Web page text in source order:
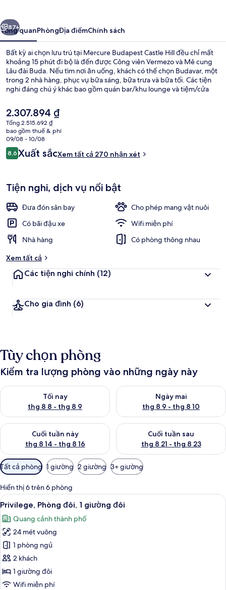
Tiếp
87+
Tổng quanPhòngĐịa điểmChính sách
Bất kỳ ai chọn lưu trú tại Mercure Budapest Castle Hill đều chỉ mất
khoảng 15 phút đi bộ là đến được Công viên Vermezo và Mê cung
Lâu đài Buda. Nếu tìm nơi ăn uống, khách có thể chọn Budavar, một
trong 2 nhà hàng, phục vụ bữa sáng, bữa trưa và bữa tối. Các tiện
nghi đáng chú ý khác bao gồm quán bar/khu lounge và tiệm/cửa
quãng đi bộ ngắn: cách Trạm xe điện Mikó utca vài bước chân và
Trạm xe điện Déli pályaudvar 4 phút.
Giá
hiện
tại
là
2.307.894 ₫
2.307.894 ₫
Tổng 2.515.692 ₫
bao gồm thuế & phí
09/08 - 10/08
Nhận
xét
8,68,6 trên 10,
Xuất sắcXem tất cả 270 nhận xét
Tiện nghi, dịch vụ nổi bật
Đưa đón sân bay
Cho phép mang vật nuôi
Có bãi đậu xe
Wifi miễn phí
Nhà hàng
Có phòng thông nhau
Xem tất cả
Các tiện nghi chính (12)
Cho gia đình (6)
Tùy chọn phòng
Kiểm tra lượng phòng vào những ngày này
Tối nay
thg 8 8 - thg 8 9
Kiểm tra lượng phòng tối nay từ thg 8 8 - thg 8 9
Ngày mai
thg 8 9 - thg 8 10
Kiểm tra lượng phòng ngày
Cuối tuần này
thg 8 14 - thg 8 16
Kiểm tra lượng phòng cuối tuần này từ thg 8 14 - thg 8 16
Cuối tuần sau
thg 8 21 - thg 8 23
Kiểm tra lượng phòng cuối
Bộ
lọc
có
thể
dùng
để
lọc
tìm
phòng
Tất cả phòng 1 giường 2 giường 3+ giường
Hiển thị 6 trên 6 phòng
Xem
tất
cả
ảnh
Privilege,
Phòng
đôi,
1
Bộ đồ giường kháng dị ứng, két
8
Privilege, Phòng đôi, 1 giường đôi
Quang cảnh thành phố
24 mét vuông
1 phòng ngủ
2 khách
1 giường đôi
Wifi miễn phí